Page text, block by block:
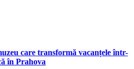
care transformă vacanțele într-
în Prahova